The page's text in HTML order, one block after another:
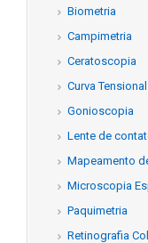
Biometria
Campimetria
Ceratoscopia
Curva
Gonioscopia
Lente de
Mapeamento
Microscopia
Paquimetria
Retinografia